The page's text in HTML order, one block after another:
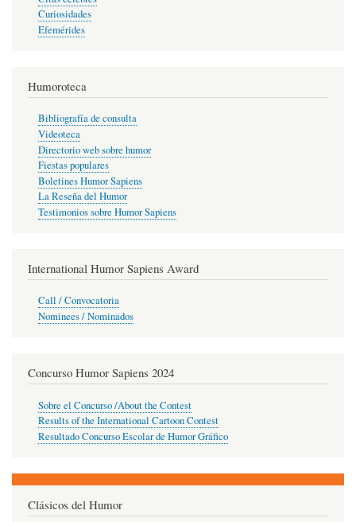
Curiosidades
Efemérides
Humoroteca
Bibliografía de consulta
Videoteca
Directorio web sobre humor
Fiestas populares
Boletines Humor Sapiens
La Reseña del Humor
Testimonios sobre Humor Sapiens
International Humor Sapiens Award
Call / Convocatoria
Nominees / Nominados
Concurso Humor Sapiens 2024
Sobre el Concurso /About the Contest
Results of the International Cartoon Contest
Resultado Concurso Escolar de Humor Gráfico
Clásicos del Humor